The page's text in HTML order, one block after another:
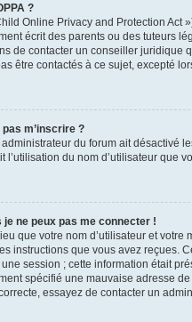
?
Online Privacy and Protection
écrit des parents ou des tuteurs
de contacter un conseiller juridique
être contactés à ce sujet, excepté
m’inscrire ?
administrateur du forum ait désactivé
l’utilisation du nom d’utilisateur que
ne peux pas me connecter !
que votre nom d’utilisateur et votre
instructions que vous avez reçues.
session ; cette information était
spécifié une mauvaise adresse
essayez de contacter un